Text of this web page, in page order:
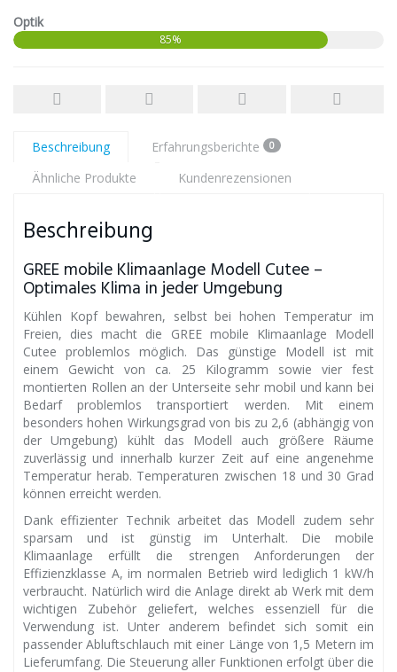
Optik
85%
Beschreibung Erfahrungsberichte 0
Ähnliche Produkte Kundenrezensionen
Beschreibung
GREE mobile Klimaanlage Modell Cutee –
Optimales Klima in jeder Umgebung
Kühlen Kopf bewahren, selbst bei hohen Temperatur im
Freien, dies macht die GREE mobile Klimaanlage Modell
Cutee problemlos möglich. Das günstige Modell ist mit
einem Gewicht von ca. 25 Kilogramm sowie vier fest
montierten Rollen an der Unterseite sehr mobil und kann bei
Bedarf problemlos transportiert werden. Mit einem
besonders hohen Wirkungsgrad von bis zu 2,6 (abhängig von
der Umgebung) kühlt das Modell auch größere Räume
zuverlässig und innerhalb kurzer Zeit auf eine angenehme
Temperatur herab. Temperaturen zwischen 18 und 30 Grad
können erreicht werden.
Dank effizienter Technik arbeitet das Modell zudem sehr
sparsam und ist günstig im Unterhalt. Die mobile
Klimaanlage erfüllt die strengen Anforderungen der
Effizienzklasse A, im normalen Betrieb wird lediglich 1 kW/h
verbraucht. Natürlich wird die Anlage direkt ab Werk mit dem
wichtigen Zubehör geliefert, welches essenziell für die
Verwendung ist. Unter anderem befindet sich somit ein
passender Abluftschlauch mit einer Länge von 1,5 Metern im
Lieferumfang. Die Steuerung aller Funktionen erfolgt über die